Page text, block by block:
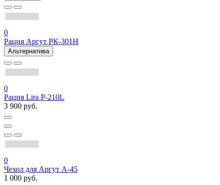
0
Рация Аргут РК-301Н
Альтернатива
0
Рация Lira P-210L
3 900 руб.
0
Чехол для Аргут А-45
1 000 руб.